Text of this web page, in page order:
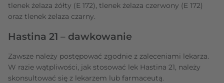
tlenek żelaza żółty (E 172), tlenek żelaza czerwony (E 172)
oraz tlenek żelaza czarny.
Hastina 21 – dawkowanie
Zawsze należy postępować zgodnie z zaleceniami lekarza.
W razie wątpliwości, jak stosować lek Hastina 21, należy
skonsultować się z lekarzem lub farmaceutą.